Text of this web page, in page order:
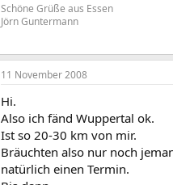
Schöne Grüße aus Essen
Jörn Guntermann
11 November 2008
Hi.
Also ich fänd Wuppertal ok.
Ist so 20-30 km von mir.
Bräuchten also nur noch
natürlich einen Termin.